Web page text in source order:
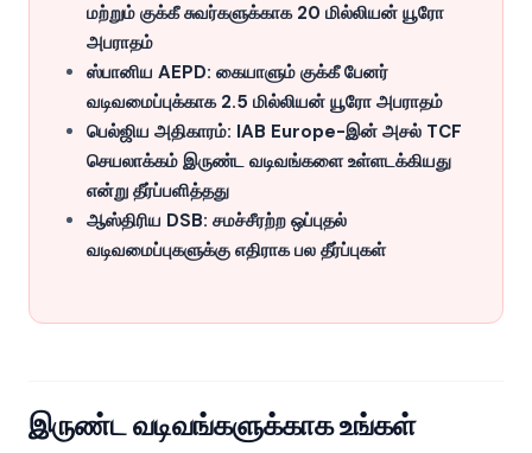
மற்றும் குக்கீ சுவர்களுக்காக 20 மில்லியன் யூரோ
அபராதம்
ஸ்பானிய AEPD: கையாளும் குக்கீ பேனர்
வடிவமைப்புக்காக 2.5 மில்லியன் யூரோ அபராதம்
பெல்ஜிய அதிகாரம்: IAB Europe-இன் அசல் TCF
செயலாக்கம் இருண்ட வடிவங்களை உள்ளடக்கியது
என்று தீர்ப்பளித்தது
ஆஸ்திரிய DSB: சமச்சீரற்ற ஒப்புதல்
வடிவமைப்புகளுக்கு எதிராக பல தீர்ப்புகள்
இருண்ட வடிவங்களுக்காக உங்கள்